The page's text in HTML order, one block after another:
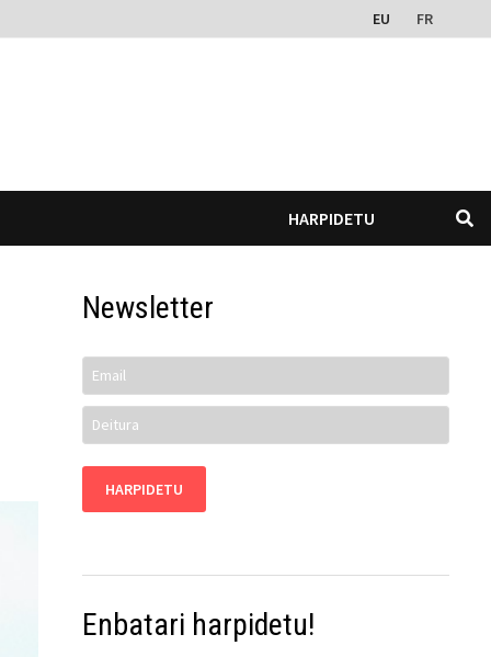
EU FR
HARPIDETU
Newsletter
Enbatari harpidetu!